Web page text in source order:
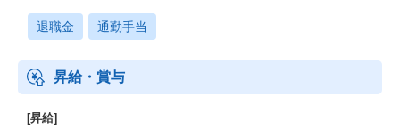
退職金 通勤手当
昇給・賞与
[昇給]